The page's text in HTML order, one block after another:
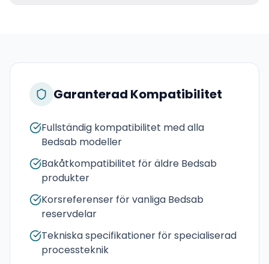
Garanterad Kompatibilitet
Fullständig kompatibilitet med alla
Bedsab modeller
Bakåtkompatibilitet för äldre Bedsab
produkter
Korsreferenser för vanliga Bedsab
reservdelar
Tekniska specifikationer för specialiserad
processteknik